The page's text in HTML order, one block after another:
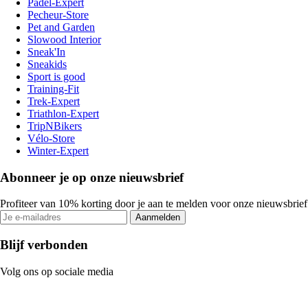
Padel-Expert
Pecheur-Store
Pet and Garden
Slowood Interior
Sneak'In
Sneakids
Sport is good
Training-Fit
Trek-Expert
Triathlon-Expert
TripNBikers
Vélo-Store
Winter-Expert
Abonneer je op onze nieuwsbrief
Profiteer van 10% korting door je aan te melden voor onze nieuwsbrief
Aanmelden
Blijf verbonden
Volg ons op sociale media